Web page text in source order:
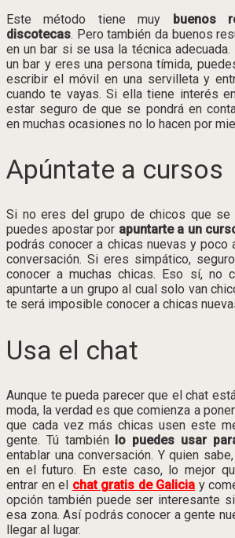
Este método tiene muy buenos
discotecas. Pero también da buenos
en un bar si se usa la técnica
un bar y eres una persona tímida,
escribir el móvil en una servilleta y
cuando te vayas. Si ella tiene interés
estar seguro de que se pondrá en
en muchas ocasiones no lo hacen por
Apúntate a cursos
Si no eres del grupo de chicos que se
puedes apostar por apuntarte a un
podrás conocer a chicas nuevas y poco
conversación. Si eres simpático,
conocer a muchas chicas. Eso sí, no
apuntarte a un grupo al cual solo van
te será imposible conocer a chicas
Usa el chat
Aunque te pueda parecer que el chat
moda, la verdad es que comienza a
que cada vez más chicas usen este
gente. Tú también lo puedes usar
entablar una conversación. Y quien
en el futuro. En este caso, lo mejor
entrar en el chat gratis de Galicia y
opción también puede ser interesante
esa zona. Así podrás conocer a gente
llegar al lugar.